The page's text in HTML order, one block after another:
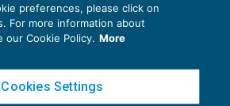
Privacy Policy
Cookie Policy
preferences, please click on
For more information about
our Cookie Policy. More
Cookies Settings